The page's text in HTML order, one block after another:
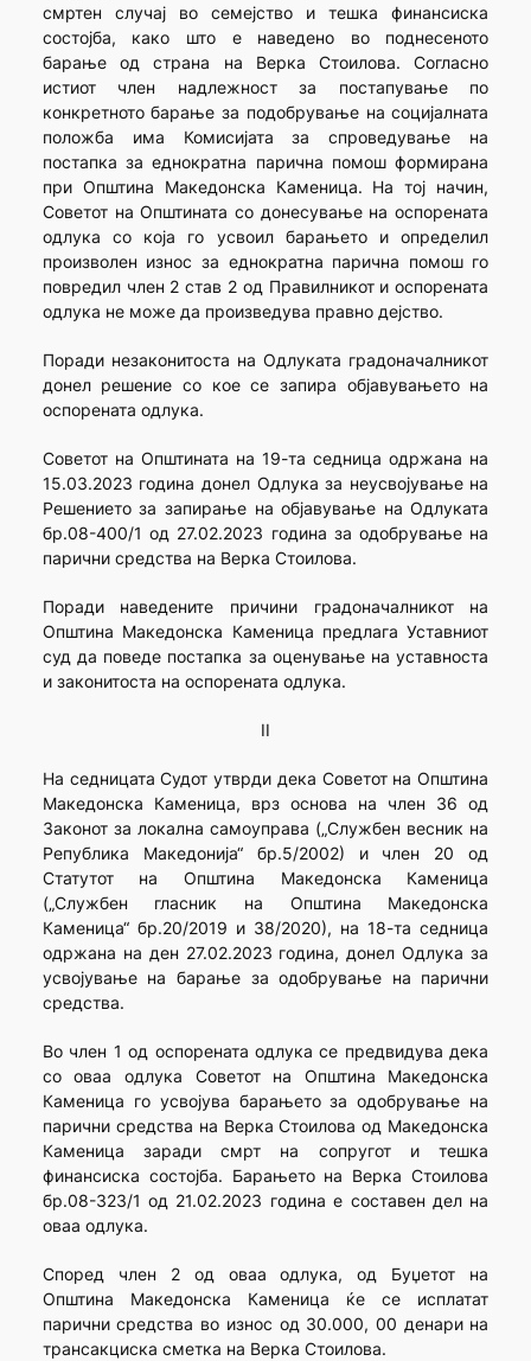
смртен случај во семејство и тешка финансиска
состојба, како што е наведено во поднесеното
барање од страна на Верка Стоилова. Согласно
истиот член надлежност за постапување по
конкретното барање за подобрување на социјалната
положба има Комисијата за спроведување на
постапка за еднократна парична помош формирана
при Општина Македонска Каменица. На тој начин,
Советот на Општината со донесување на оспорената
одлука со која го усвоил барањето и определил
произволен износ за еднократна парична помош го
повредил член 2 став 2 од Правилникот и оспорената
одлука не може да произведува правно дејство.
Поради незаконитоста на Одлуката градоначалникот
донел решение со кое се запира објавувањето на
оспорената одлука.
Советот на Општината на 19-та седница одржана на
15.03.2023 година донел Одлука за неусвојување на
Решението за запирање на објавување на Одлуката
бр.08-400/1 од 27.02.2023 година за одобрување на
парични средства на Верка Стоилова.
Поради наведените причини градоначалникот на
Општина Македонска Каменица предлага Уставниот
суд да поведе постапка за оценување на уставноста
и законитоста на оспорената одлука.
II
На седницата Судот утврди дека Советот на Општина
Македонска Каменица, врз основа на член 36 од
Законот за локална самоуправа („Службен весник на
Република Македонија“ бр.5/2002) и член 20 од
Статутот на Општина Македонска Каменица
(„Службен гласник на Општина Македонска
Каменица“ бр.20/2019 и 38/2020), на 18-та седница
одржана на ден 27.02.2023 година, донел Одлука за
усвојување на барање за одобрување на парични
средства.
Во член 1 од оспорената одлука се предвидува дека
со оваа одлука Советот на Општина Македонска
Каменица го усвојува барањето за одобрување на
парични средства на Верка Стоилова од Македонска
Каменица заради смрт на сопругот и тешка
финансиска состојба. Барањето на Верка Стоилова
бр.08-323/1 од 21.02.2023 година е составен дел на
оваа одлука.
Според член 2 од оваа одлука, од Буџетот на
Општина Македонска Каменица ќе се исплатат
парични средства во износ од 30.000, 00 денари на
трансакциска сметка на Верка Стоилова.